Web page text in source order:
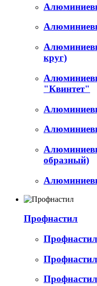
круг)
"Квинтет"
образный)
Профнастил